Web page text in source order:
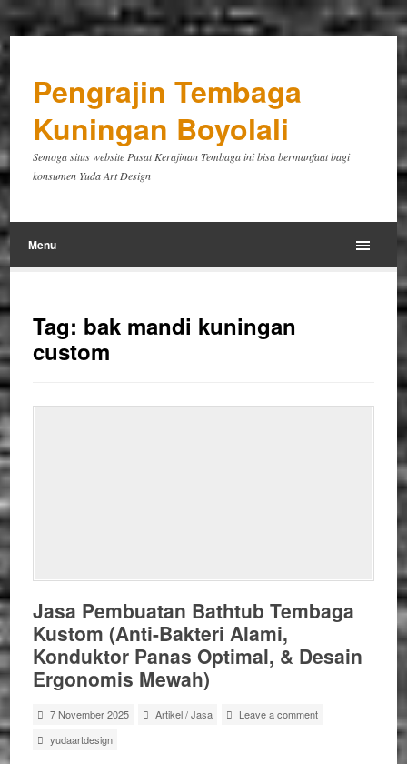
Pengrajin Tembaga
Kuningan Boyolali
Semoga situs website Pusat Kerajinan Tembaga ini bisa bermanfaat bagi
konsumen Yuda Art Design
Menu
Tag: bak mandi kuningan
custom
Jasa Pembuatan Bathtub Tembaga
Kustom (Anti-Bakteri Alami,
Konduktor Panas Optimal, & Desain
Ergonomis Mewah)
7 November 2025 Artikel/Jasa
Leave a comment
yudaartdesign